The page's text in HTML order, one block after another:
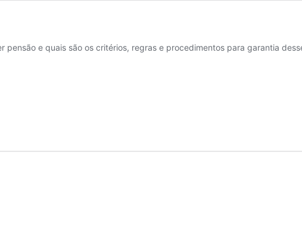
pensão e quais são os critérios, regras e procedimentos para garantia